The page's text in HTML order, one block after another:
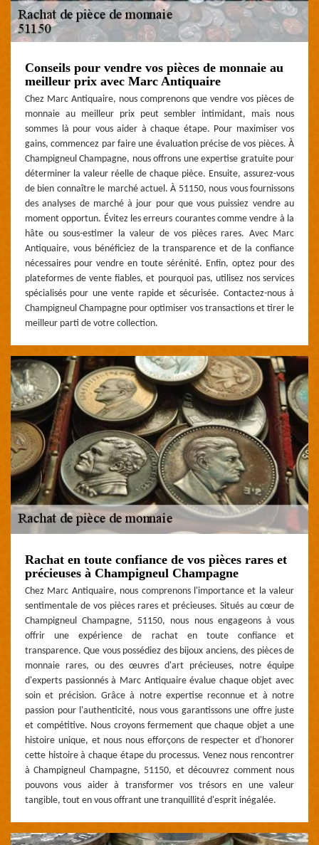
Conseils pour vendre vos pièces de monnaie au
meilleur prix avec Marc Antiquaire
Chez Marc Antiquaire, nous comprenons que vendre vos pièces de
monnaie au meilleur prix peut sembler intimidant, mais nous
sommes là pour vous aider à chaque étape. Pour maximiser vos
gains, commencez par faire une évaluation précise de vos pièces. À
Champigneul Champagne, nous offrons une expertise gratuite pour
déterminer la valeur réelle de chaque pièce. Ensuite, assurez-vous
de bien connaître le marché actuel. À 51150, nous vous fournissons
des analyses de marché à jour pour que vous puissiez vendre au
moment opportun. Évitez les erreurs courantes comme vendre à la
hâte ou sous-estimer la valeur de vos pièces rares. Avec Marc
Antiquaire, vous bénéficiez de la transparence et de la confiance
nécessaires pour vendre en toute sérénité. Enfin, optez pour des
plateformes de vente fiables, et pourquoi pas, utilisez nos services
spécialisés pour une vente rapide et sécurisée. Contactez-nous à
Champigneul Champagne pour optimiser vos transactions et tirer le
meilleur parti de votre collection.
Rachat en toute confiance de vos pièces rares et
précieuses à Champigneul Champagne
Chez Marc Antiquaire, nous comprenons l'importance et la valeur
sentimentale de vos pièces rares et précieuses. Situés au cœur de
Champigneul Champagne, 51150, nous nous engageons à vous
offrir une expérience de rachat en toute confiance et
transparence. Que vous possédiez des bijoux anciens, des pièces de
monnaie rares, ou des œuvres d'art précieuses, notre équipe
d'experts passionnés à Marc Antiquaire évalue chaque objet avec
soin et précision. Grâce à notre expertise reconnue et à notre
passion pour l'authenticité, nous vous garantissons une offre juste
et compétitive. Nous croyons fermement que chaque objet a une
histoire unique, et nous nous efforçons de respecter et d'honorer
cette histoire à chaque étape du processus. Venez nous rencontrer
à Champigneul Champagne, 51150, et découvrez comment nous
pouvons vous aider à transformer vos trésors en une valeur
tangible, tout en vous offrant une tranquillité d'esprit inégalée.